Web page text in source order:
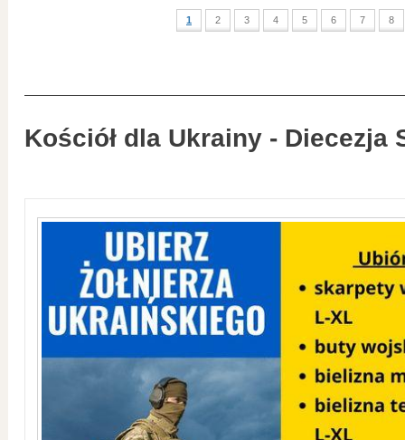
1 2 3 4 5 6 7 8
Kościół dla Ukrainy - Diecezja